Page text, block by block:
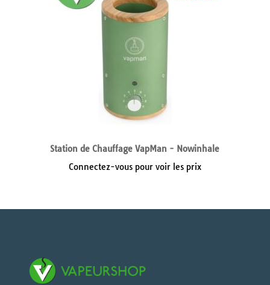
Station de Chauffage VapMan - Nowinhale
Connectez-vous pour voir les prix